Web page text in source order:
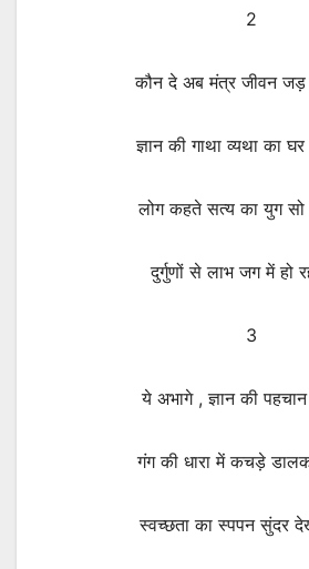
2
कौन दे अब मंत्र जीवन जड़
ज्ञान की गाथा व्यथा का
लोग कहते सत्य का युग सो
दुर्गुणों से लाभ जग में हो
3
ये अभागे , ज्ञान की
गंग की धारा में कचड़े
स्वच्छता का स्पपन सुंदर